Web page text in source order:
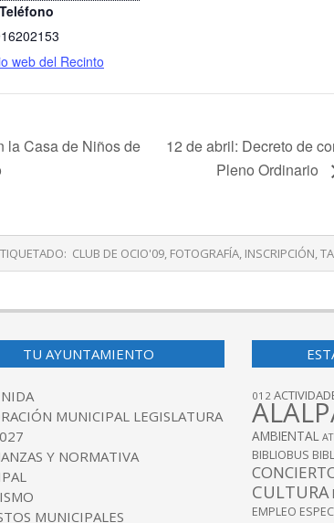
Teléfono
web del Recinto
la Casa de Niños de
12 de abril: Decreto de
Pleno Ordinario
CLUB DE OCIO'09, FOTOGRAFÍA, INSCRIPCIÓN,
TU AYUNTAMIENTO
MUNICIPAL LEGISLATURA
Y NORMATIVA
MUNICIPALES
012
AMBIENTAL
BIBLIOBUS
CULTURA
EMPLEO